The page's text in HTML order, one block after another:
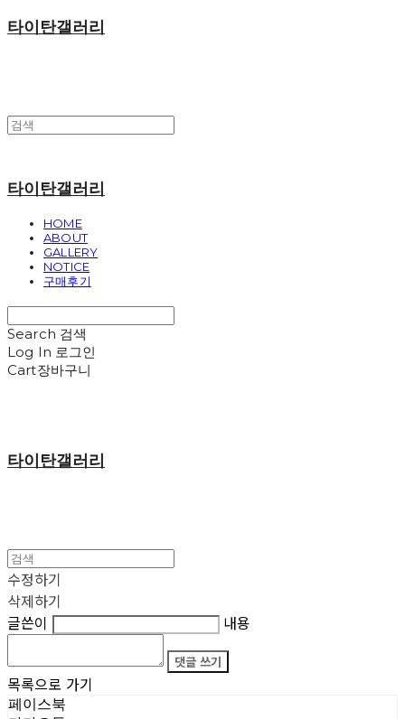
타이탄갤러리
타이탄갤러리
HOME
ABOUT
GALLERY
NOTICE
구매후기
Search 검색
Log In 로그인
Cart장바구니
타이탄갤러리
수정하기
삭제하기
글쓴이
내용
댓글 쓰기
목록으로 가기
페이스북